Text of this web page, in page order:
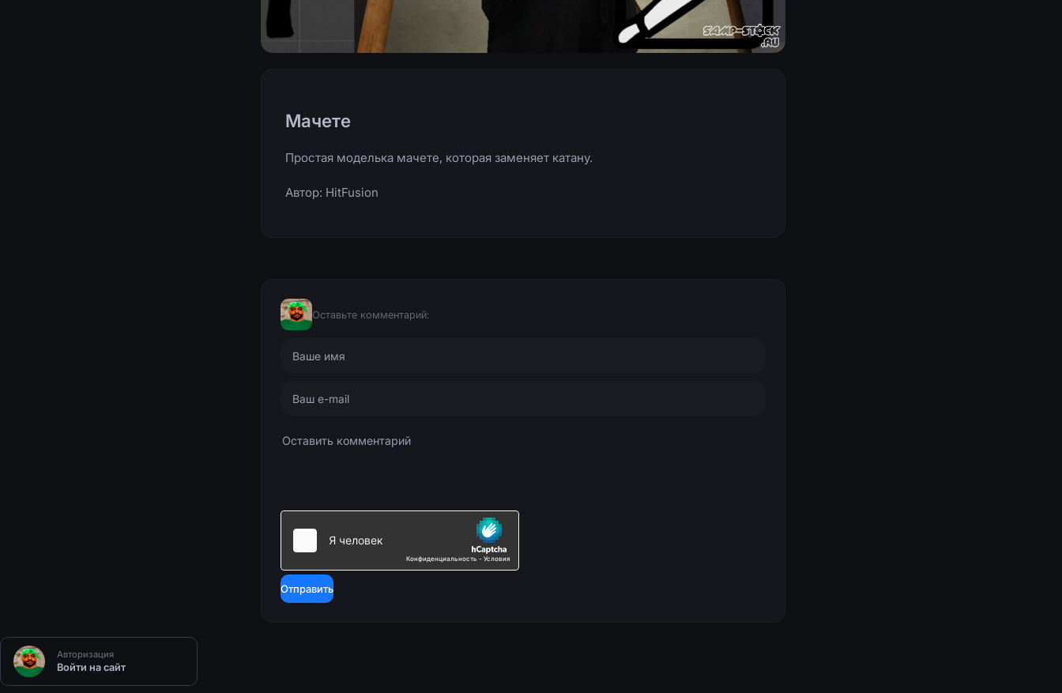
Авторизация
Войти на сайт
Мачете
Простая моделька мачете, которая заменяет катану.
Автор: HitFusion
Оставьте комментарий:
Отправить